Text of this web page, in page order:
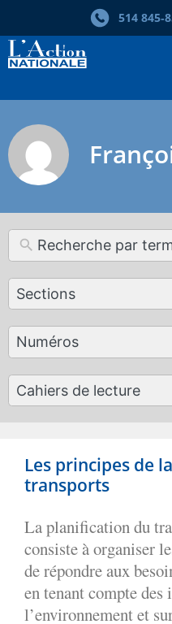
514
Sections
12
results
Numéros
179
results
Cahiers de lecture
50
results
Les principes de
transports
La planification du
consiste à organiser
de répondre aux
en tenant compte des
l’environnement et